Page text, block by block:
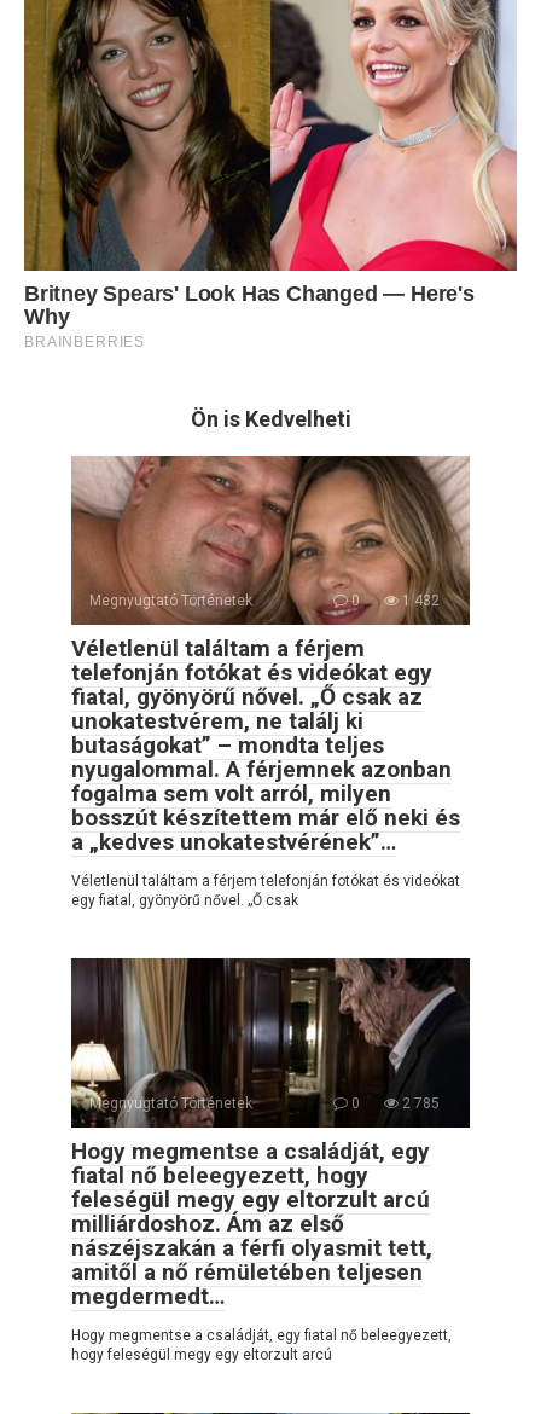
Ön is Kedvelheti
Megnyugtató Történetek 0 1 432
Véletlenül találtam a férjem
telefonján fotókat és videókat egy
fiatal, gyönyörű nővel. „Ő csak az
unokatestvérem, ne találj ki
butaságokat” – mondta teljes
nyugalommal. A férjemnek azonban
fogalma sem volt arról, milyen
bosszút készítettem már elő neki és
a „kedves unokatestvérének”…
Véletlenül találtam a férjem telefonján fotókat és videókat
egy fiatal, gyönyörű nővel. „Ő csak
Megnyugtató Történetek 0 2 785
Hogy megmentse a családját, egy
fiatal nő beleegyezett, hogy
feleségül megy egy eltorzult arcú
milliárdoshoz. Ám az első
nászéjszakán a férfi olyasmit tett,
amitől a nő rémületében teljesen
megdermedt…
Hogy megmentse a családját, egy fiatal nő beleegyezett,
hogy feleségül megy egy eltorzult arcú